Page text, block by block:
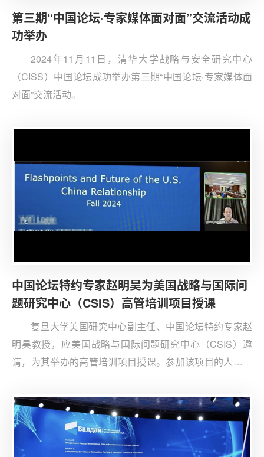
第三期“中国论坛·专家媒体面对面”交流活动成
功举办
2024年11月11日，清华大学战略与安全研究中心
（CISS）中国论坛成功举办第三期“中国论坛·专家媒体面
对面”交流活动。
中国论坛特约专家赵明昊为美国战略与国际问
题研究中心（CSIS）高管培训项目授课
复旦大学美国研究中心副主任、中国论坛特约专家赵
明昊教授，应美国战略与国际问题研究中心（CSIS）邀
请，为其举办的高管培训项目授课。参加该项目的人员包
理人员，以及美国商务部、贸易代表办公室等机构的官
员。